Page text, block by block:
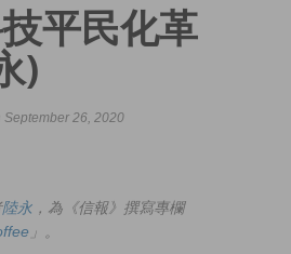
平民化革
)
26, 2020
陸永 ，為《信報》撰寫專欄
」。